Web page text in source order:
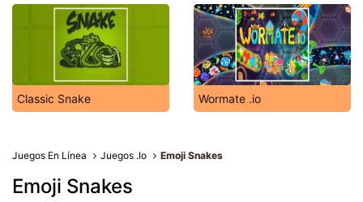
Classic Snake Wormate .io
Juegos En Línea Juegos .Io Emoji Snakes
Emoji Snakes